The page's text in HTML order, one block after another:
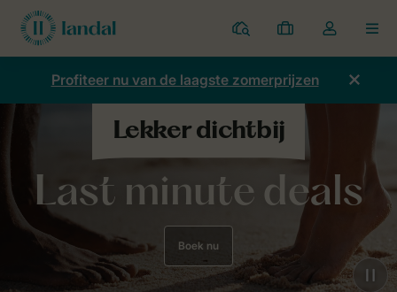
Parken
Mijn
boekingen
Open
de
dropdown
Profiteer nu van de laagste zomerprijzen
Last minute deals
Boek nu